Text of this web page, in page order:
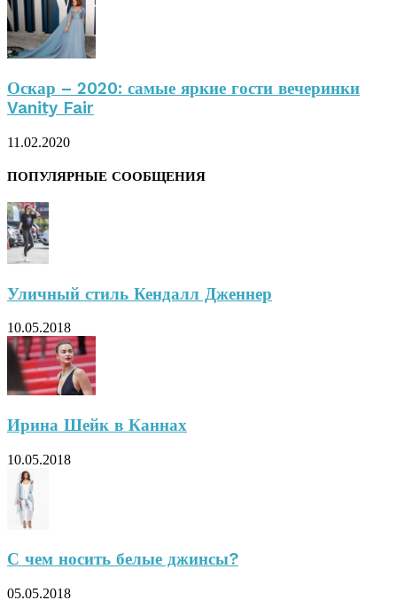
Оскар – 2020: самые яркие гости вечеринки
Vanity Fair
11.02.2020
ПОПУЛЯРНЫЕ СООБЩЕНИЯ
Уличный стиль Кендалл Дженнер
10.05.2018
Ирина Шейк в Каннах
10.05.2018
С чем носить белые джинсы?
05.05.2018